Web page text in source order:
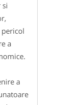
si
a
a